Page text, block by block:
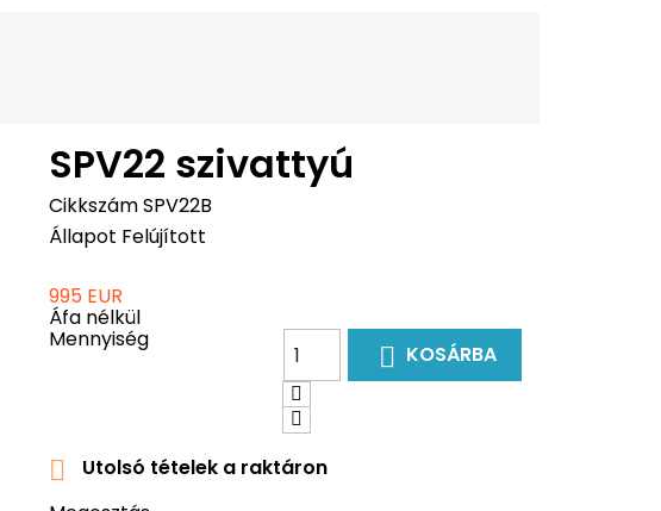
SPV22 szivattyú
CikkszámSPV22B
Állapot Felújított
995 EUR
Áfa nélkül
Mennyiség
 KOSÁRBA

Utolsó tételek a raktáron